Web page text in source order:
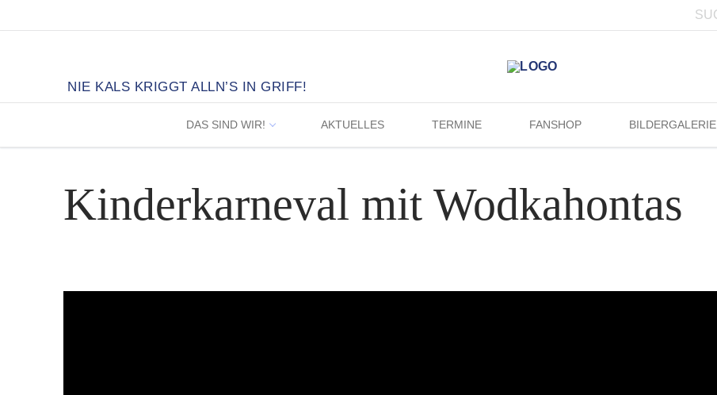
Inhalt
NIE KALS KRIGGT ALLN’S IN GRIFF!
DAS SIND WIR! AKTUELLES TERMINE FANSHOP BILDERGALERIE
Kinderkarneval mit Wodkahontas